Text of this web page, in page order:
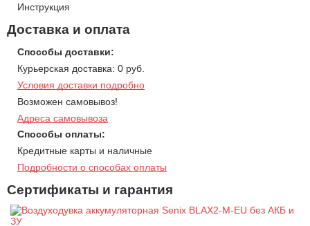
Инструкция
Доставка и оплата
Способы доставки:
Курьерская доставка: 0 руб.
Условия доставки подробно
Возможен самовывоз!
Адреса самовывоза
Способы оплаты:
Кредитные карты и наличные
Подробности о способах оплаты
Сертификаты и гарантия